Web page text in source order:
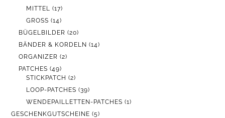
PRODUKTE
MITTEL 1717
PRODUKTE
GROSS 1414
PRODUKTE
BÜGELBILDER 2020
PRODUKTE
BÄNDER & KORDELN 1414
ORGANIZER 22
PATCHES 4949
PRODUKTE
STICKPATCH 22
PRODUKTE
LOOP-PATCHES 3939
PRODUKTE
WENDEPAILLETTEN-PATCHES 11
GESCHENKGUTSCHEINE 55